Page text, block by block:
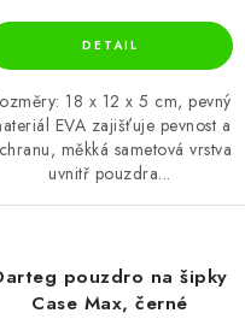
18 x 12 x 5 cm, pevný
EVA zajišťuje pevnost a
měkká sametová vrstva
uvnitř pouzdra...
pouzdro na šipky
Case Max, černé